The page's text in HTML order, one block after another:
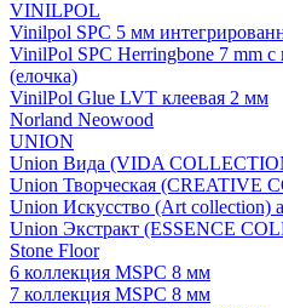
VINILPOL
Vinilpol SPC 5 мм
VinilPol SPC Herringbone 7 mm
(елочка)
VinilPol Glue LVT клеевая 2 мм
Norland Neowood
UNION
Union Вида (VIDA
Union Творческая (CREATIVE
Union Искусство (Art collection)
Union Экстракт (ESSENCE
Stone Floor
6 коллекция MSPC 8 мм
7 коллекция MSPC 8 мм